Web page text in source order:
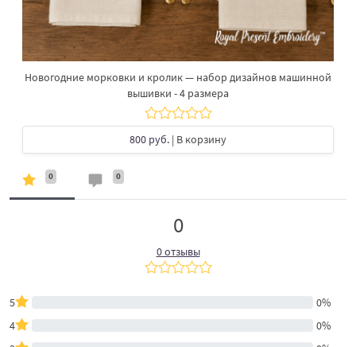
Новогодние морковки и кролик — набор дизайнов машинной
вышивки - 4 размера
800 руб. | В корзину
0 0
0
0 отзывы
5
0%
4
0%